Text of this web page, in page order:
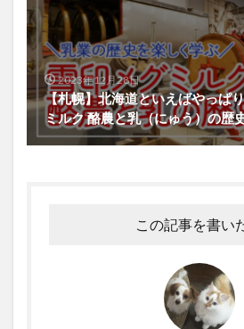
2023年12月28日
【札幌】北海道といえばやっぱ
ミルク 酪農と乳（にゅう）の歴
この記事を書い